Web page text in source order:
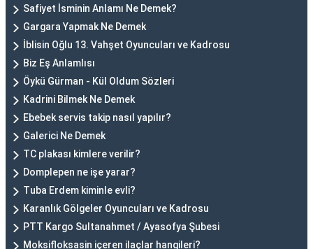
Safiyet İsminin Anlamı Ne Demek?
Gargara Yapmak Ne Demek
İblisin Oğlu 13. Vahşet Oyuncuları ve Kadrosu
Biz Eş Anlamlısı
Öykü Gürman - Kül Oldum Sözleri
Kadrini Bilmek Ne Demek
Ebebek servis takip nasıl yapılır?
Galerici Ne Demek
TC plakası kimlere verilir?
Domplepen ne işe yarar?
Tuba Erdem kiminle evli?
Karanlık Gölgeler Oyuncuları ve Kadrosu
PTT Kargo Sultanahmet / Ayasofya Şubesi
Moksifloksasin içeren ilaçlar hangileri?